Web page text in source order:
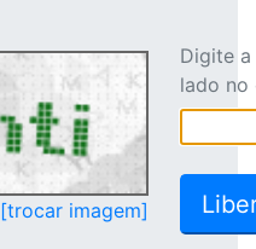
[trocar imagem]
Digite
lado no